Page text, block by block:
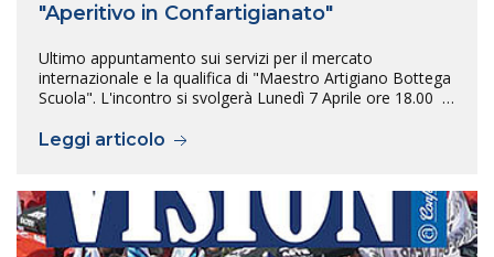
"Aperitivo in Confartigianato"
Ultimo appuntamento sui servizi per il mercato
internazionale e la qualifica di "Maestro Artigiano Bottega
Scuola". L'incontro si svolgerà Lunedì 7 Aprile ore 18.00 …
Leggi articolo